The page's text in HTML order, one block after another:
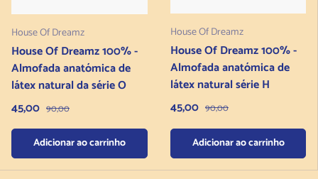
House Of Dreamz
House Of Dreamz 100% -
Almofada anatómica de
látex natural da série O
Preço de venda
45,00 Preço normal
90,00
Adicionar ao carrinho
House Of Dreamz
House Of Dreamz 100% -
Almofada anatómica de
látex natural série H
Preço de venda
45,00 Preço normal
90,00
Adicionar ao carrinho